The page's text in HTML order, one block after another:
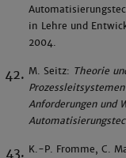
in Lehre und
2004.
M. Seitz: Theorie
Anforderungen und
K.-P. Fromme, C.